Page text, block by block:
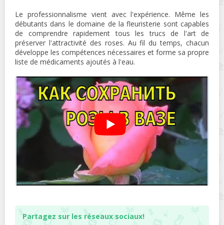
Le professionnalisme vient avec l'expérience. Même les
débutants dans le domaine de la fleuristerie sont capables
de comprendre rapidement tous les trucs de l'art de
préserver l'attractivité des roses. Au fil du temps, chacun
développe les compétences nécessaires et forme sa propre
liste de médicaments ajoutés à l'eau.
Partagez sur les réseaux sociaux!